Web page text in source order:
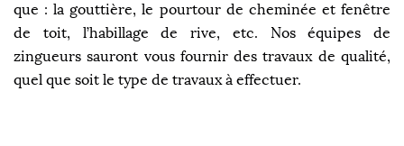
que : la gouttière, le pourtour de cheminée et fenêtre
de toit, l’habillage de rive, etc. Nos équipes de
zingueurs sauront vous fournir des travaux de qualité,
quel que soit le type de travaux à effectuer.